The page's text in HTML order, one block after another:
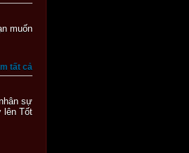
muốn
tất cả
sự
lên Tốt